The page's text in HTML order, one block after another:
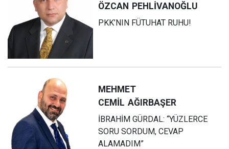
ÖZCAN PEHLİVANOĞLU
PKK’NIN FÜTUHAT RUHU!
MEHMET
CEMİL AĞIRBAŞER
İBRAHİM GÜRDAL: “YÜZLERCE
SORU SORDUM, CEVAP
ALAMADIM”